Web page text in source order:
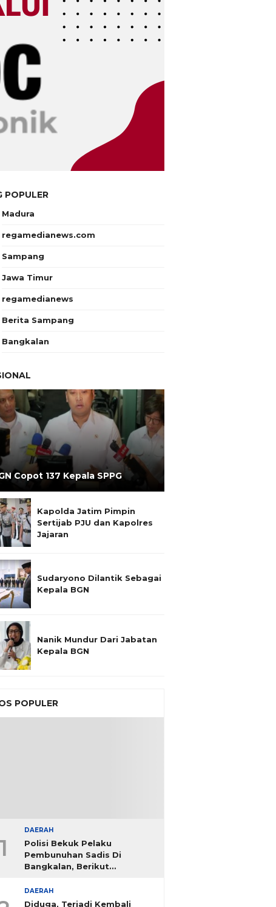
POPULER
Madura
regamedianews.com
Sampang
Jawa Timur
regamedianews
Berita Sampang
Bangkalan
Copot 137 Kepala SPPG
Kapolda Jatim Pimpin
Sertijab PJU dan Kapolres
Jajaran
Sudaryono Dilantik Sebagai
Kepala BGN
Nanik Mundur Dari Jabatan
Kepala BGN
POPULER
1
DAERAH
Polisi Bekuk Pelaku
Pembunuhan Sadis Di
Bangkalan, Berikut
DAERAH
Diduga, Terjadi Kembali